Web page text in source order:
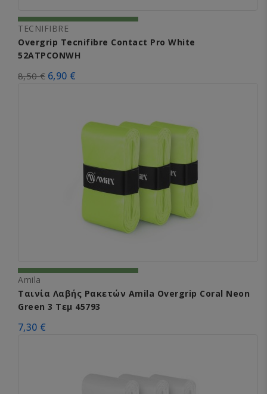
TECNIFIBRE
Overgrip Tecnifibre Contact Pro White
52ATPCONWH
8,50 € 6,90 €
Amila
Ταινία Λαβής Ρακετών Amila Overgrip Coral Neon
Green 3 Τεμ 45793
7,30 €